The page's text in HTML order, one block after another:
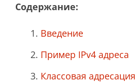
Содержание:
Введение
Пример IPv4 адреса
Классовая адресация